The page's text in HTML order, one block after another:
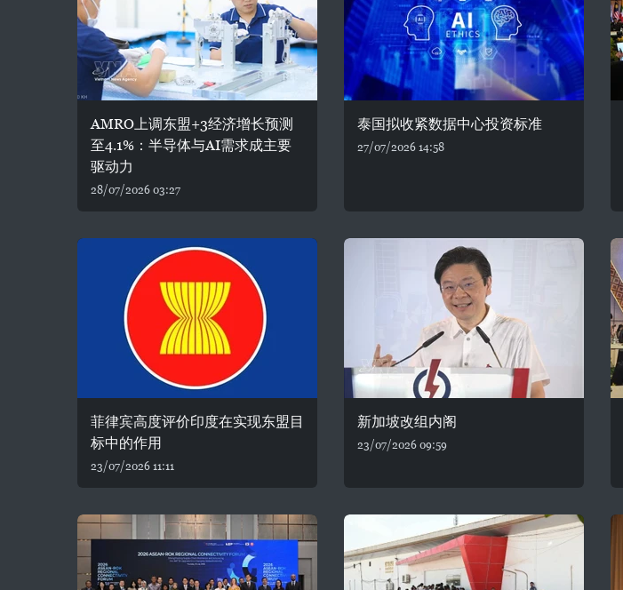
AMRO上调东盟+3经济增长预测
至4.1%：半导体与AI需求成主要
驱动力
28/07/2026 03:27
泰国拟收紧数据中心投资标准
27/07/2026 14:58
菲律宾高度评价印度在实现东盟目
标中的作用
23/07/2026 11:11
新加坡改组内阁
23/07/2026 09:59